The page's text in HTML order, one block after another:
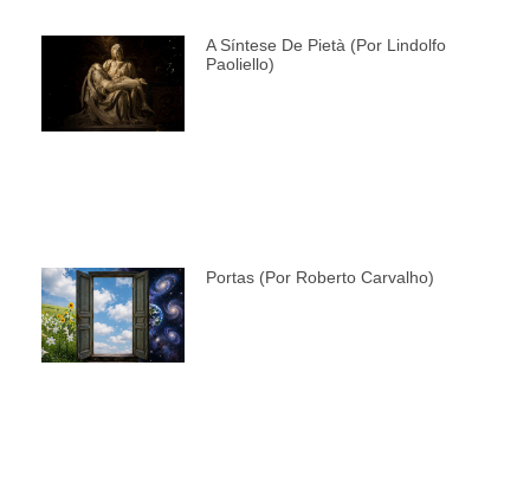
A Síntese De Pietà (por Lindolfo
Paoliello)
Portas (por Roberto Carvalho)